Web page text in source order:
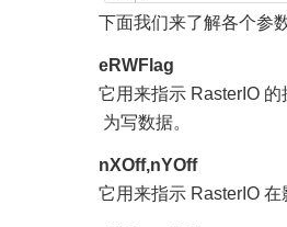
下面我们来了解各个参
eRWFlag
它用来指示 RasterIO
为写数据。
nXOff,nYOff
它用来指示 RasterIO